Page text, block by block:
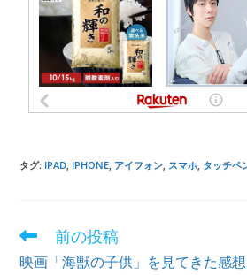
タグ: IPAD IPHONE アイフォン スマホ タッチペ
前の投稿
映画「海獣の子供」を見てきた感